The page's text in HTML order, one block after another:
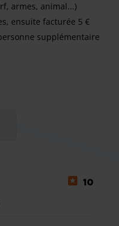
armes, animal...)
ensuite facturée 5 €
supplémentaire
prévue au parking
les clés du véhicule.
entre les mains d'une
sérieuse. De cette
l'esprit tranquille.
10